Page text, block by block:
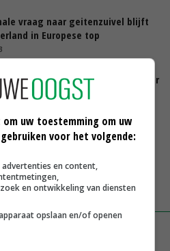
vraag naar geitenzuivel blijft
in Europese top
krimpt, pluimveesector
schaalvergroting
niet weg en doe vooral ook waar
uw toestemming om uw
voor het volgende:
en content,
en ontwikkeling van diensten
opslaan en/of openen